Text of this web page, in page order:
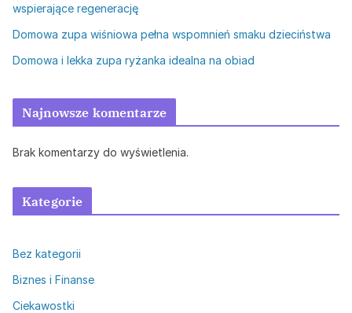
wspierające regenerację
Domowa zupa wiśniowa pełna wspomnień smaku dzieciństwa
Domowa i lekka zupa ryżanka idealna na obiad
Najnowsze komentarze
Brak komentarzy do wyświetlenia.
Kategorie
Bez kategorii
Biznes i Finanse
Ciekawostki